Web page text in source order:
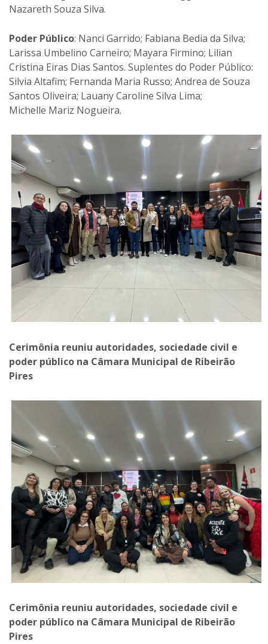
Nazareth Souza Silva.
Poder Público: Nanci Garrido; Fabiana Bedia da Silva;
Larissa Umbelino Carneiro; Mayara Firmino; Lilian
Cristina Eiras Dias Santos. Suplentes do Poder Público:
Silvia Altafim; Fernanda Maria Russo; Andrea de Souza
Santos Oliveira; Lauany Caroline Silva Lima;
Michelle Mariz Nogueira.
Cerimônia reuniu autoridades, sociedade civil e
poder público na Câmara Municipal de Ribeirão
Pires
Cerimônia reuniu autoridades, sociedade civil e
poder público na Câmara Municipal de Ribeirão
Pires